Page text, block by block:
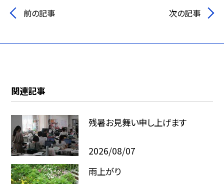
前の記事 次の記事
関連記事
残暑お見舞い申し上げます
2026/08/07
雨上がり